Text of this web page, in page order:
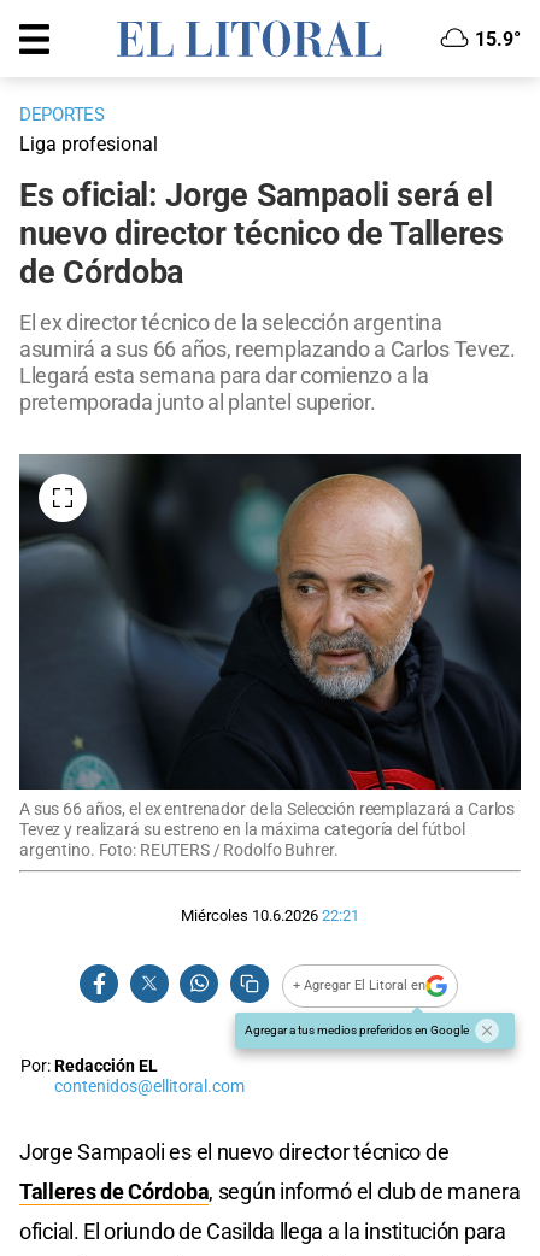
15.9°
DEPORTES
Liga profesional
Es oficial: Jorge Sampaoli será el
nuevo director técnico de Talleres
de Córdoba
El ex director técnico de la selección argentina
asumirá a sus 66 años, reemplazando a Carlos Tevez.
Llegará esta semana para dar comienzo a la
pretemporada junto al plantel superior.
A sus 66 años, el ex entrenador de la Selección reemplazará a Carlos
Tevez y realizará su estreno en la máxima categoría del fútbol
argentino. Foto: REUTERS / Rodolfo Buhrer.
Miércoles 10.6.2026 22:21
+ Agregar El Litoral en
Agregar a tus medios preferidos en Google
Por:Redacción EL
contenidos@ellitoral.com
Jorge Sampaoli es el nuevo director técnico de
Talleres de Córdoba, según informó el club de manera
oficial. El oriundo de Casilda llega a la institución para